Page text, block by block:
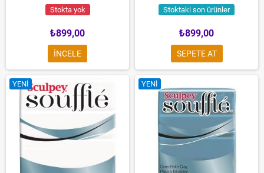
Stokta yok
₺899,00
INCELE
Stoktaki son ürünler
₺899,00
SEPETE AT
YENI YENI